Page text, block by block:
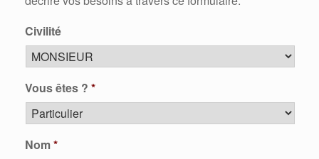
Civilité
Vous êtes ? *
Nom*